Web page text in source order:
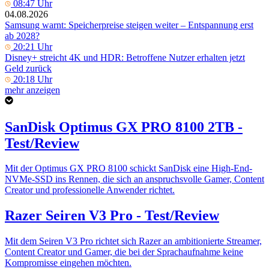
08:47 Uhr
04.08.2026
Samsung warnt: Speicherpreise steigen weiter – Entspannung erst
ab 2028?
20:21 Uhr
Disney+ streicht 4K und HDR: Betroffene Nutzer erhalten jetzt
Geld zurück
20:18 Uhr
mehr anzeigen
SanDisk Optimus GX PRO 8100 2TB -
Test/Review
Mit der Optimus GX PRO 8100 schickt SanDisk eine High-End-
NVMe-SSD ins Rennen, die sich an anspruchsvolle Gamer, Content
Creator und professionelle Anwender richtet.
Razer Seiren V3 Pro - Test/Review
Mit dem Seiren V3 Pro richtet sich Razer an ambitionierte Streamer,
Content Creator und Gamer, die bei der Sprachaufnahme keine
Kompromisse eingehen möchten.